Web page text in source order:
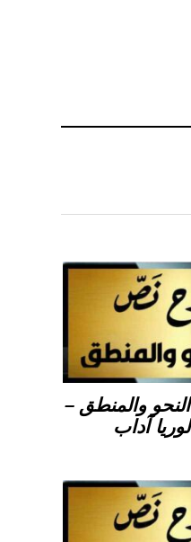
والمنطق –
آداب